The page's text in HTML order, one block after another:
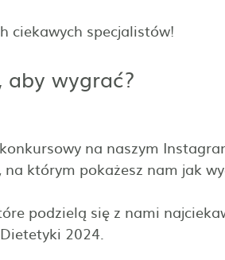
ciekawych specjalistów!
aby wygrać?
na naszym
na którym pokażesz nam jak
podzielą się z nami
2024.